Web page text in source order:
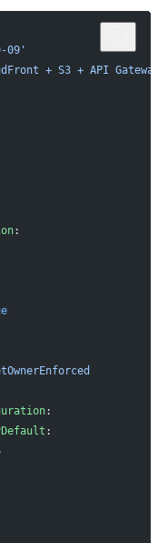
09'
+ S3 + API
:
:
: